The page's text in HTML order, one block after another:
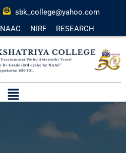
sbk_college@yahoo.com
NAAC NIRF RESEARCH